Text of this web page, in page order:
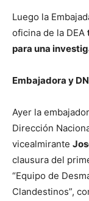
Luego la
oficina de la DEA
para una
Embajadora y
Ayer la
Dirección
vicealmirante
clausura del
“Equipo de
Clandestinos”,